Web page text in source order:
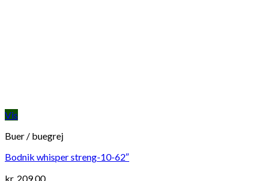
Vis
Buer / buegrej
Bodnik whisper streng-10-62″
kr. 209,00